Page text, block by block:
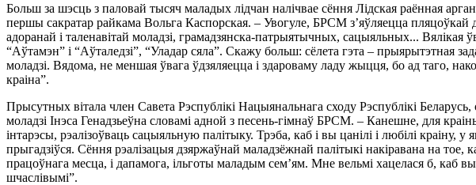
Больш за шэсць з паловай тысяч маладых лідчан налічвае сёння Лідская раённая
першы сакратар райкама Вольга Каспорская. – Увогуле, БРСМ з’яўляецца
адоранай і таленавітай моладзі, грамадзянска-патрыятычных, сацыяльных...
“Аўтамэн” і “Аўталедзі”, “Уладар сяла”. Скажу больш: сёлета гэта – прыярытэтная
моладзі. Вядома, не меншая ўвага ўдзяляецца і здароваму ладу жыцця, бо ад таго,
краіна”.
Прысутных вітала член Савета Рэспублікі Нацыянальнага сходу Рэспублікі
моладзі Інэса Генадзьеўна словамі адной з песень-гімнаў БРСМ. – Канешне, для
інтарэсы, рэалізоўваць сацыяльную палітыку. Трэба, каб і вы цанілі і любілі краіну,
прыгадзіўся. Сёння рэалізацыя дзяржаўнай маладзёжнай палітыкі накіравана на
працоўнага месца, і дапамога, ільготы маладым сем’ям. Мне вельмі хацелася б, каб
шчаслівымі”.